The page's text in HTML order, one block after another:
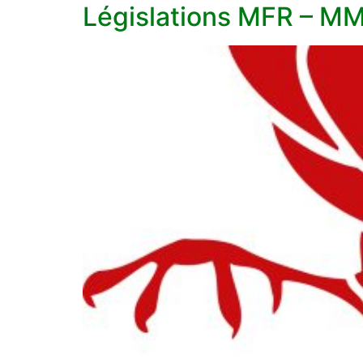
Législations MFR –